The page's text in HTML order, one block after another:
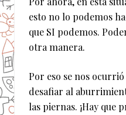
esto no lo podemos
que SI podemos.
otra manera.
Por eso se nos
desafiar al
las piernas. ¡Hay que